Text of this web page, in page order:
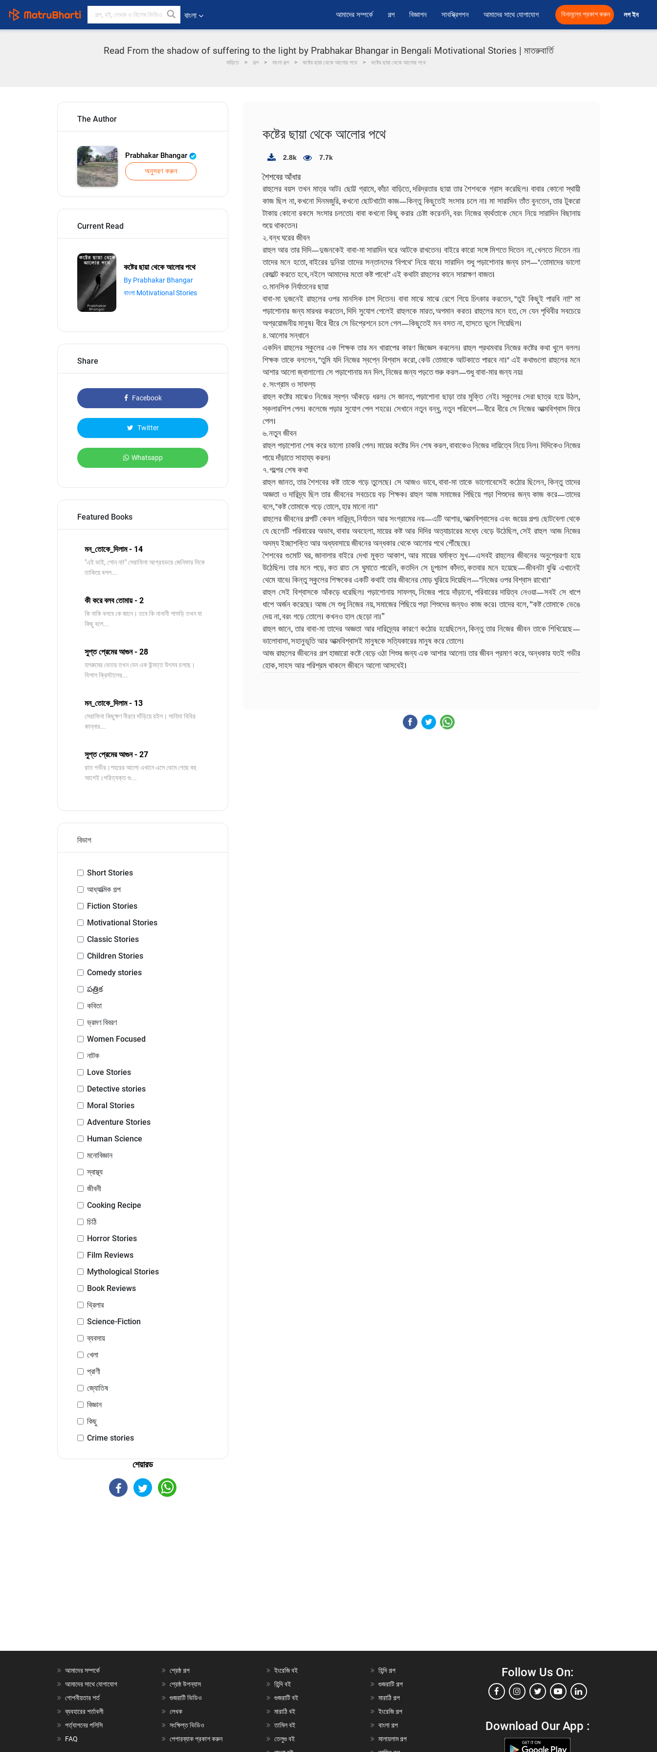
বাংলা আমাদের সম্পর্কে গল্প বিজ্ঞাপন সাবস্ক্রিপশন আমাদের সাথে যোগাযোগ বিনামূল্যে প্রকাশ করুন লগ ইন
Read From the shadow of suffering to the light by Prabhakar Bhangar in Bengali Motivational Stories | মাতরুবার্তি
বাড়িতে গল্প বাংলা গল্প কষ্টের ছায়া থেকে আলোর পথে কষ্টের ছায়া থেকে আলোর পথে
The Author
Prabhakar Bhangar
অনুসরণ করুন
Current Read
কষ্টের ছায়া থেকে আলোর পথে
By Prabhakar Bhangar
বাংলা Motivational Stories
Share
Facebook
Twitter
Whatsapp
Featured Books
মন_তোকে_দিলাম - 14
"এই ভাই, শোন না!" সেরাফিনা আগ্রহভরে জেনিফার দিকে
তাকিয়ে বলল...
কী করে বলব তোমায় - 2
কি নাকি বলবে কে জানে। তবে কি নানানী শাশুড়ি তখন যা
কিছু বলে...
সুপ্ত প্রেমের আগুন - 28
হলরুমের ভেতর তখন যেন এক উন্মত্ত উৎসব চলছে।
বিশাল ক্রিস্টালের...
মন_তোকে_দিলাম - 13
সেরাফিনা কিছুক্ষণ নীরবে দাঁড়িয়ে রইল। সাহিদা বিবির
কান্নার...
সুপ্ত প্রেমের আগুন - 27
রাত গভীর।শহরের আলো এখানে এসে থেমে গেছে বহু
আগেই।পরিত্যক্ত গু...
বিভাগ
Short Stories
আধ্যাত্মিক গল্প
Fiction Stories
Motivational Stories
Classic Stories
Children Stories
Comedy stories
పత్రిక
কবিতা
ভ্রমণ বিবরণ
Women Focused
নাটক
Love Stories
Detective stories
Moral Stories
Adventure Stories
Human Science
মনোবিজ্ঞান
স্বাস্থ্য
জীবনী
Cooking Recipe
চিঠি
Horror Stories
Film Reviews
Mythological Stories
Book Reviews
থ্রিলার
Science-Fiction
ব্যবসায়
খেলা
প্রাণী
জ্যোতিষ
বিজ্ঞান
কিছু
Crime stories
শেয়ারড
কষ্টের ছায়া থেকে আলোর পথে
2.8k 7.7k
শৈশবের আঁধার
রাহুলের বয়স তখন মাত্র আট। ছোট্ট গ্রামে, কাঁচা বাড়িতে, দরিদ্রতার ছায়া তার শৈশবকে গ্রাস করেছিল। বাবার কোনো স্থায়ী
কাজ ছিল না, কখনো দিনমজুরি, কখনো ছোটখাটো কাজ—কিন্তু কিছুতেই সংসার চলে না। মা সারাদিন তাঁত বুনতেন, তার টুকরো
টাকায় কোনো রকমে সংসার চলতো। বাবা কখনো কিছু করার চেষ্টা করেননি, বরং নিজের ব্যর্থতাকে মেনে নিয়ে সারাদিন বিছানায়
শুয়ে থাকতেন।
২. বন্ধ ঘরের জীবন
রাহুল আর তার দিদি—দুজনকেই বাবা-মা সারাদিন ঘরে আটকে রাখতেন। বাইরে কারো সঙ্গে মিশতে দিতেন না, খেলতে দিতেন না।
তাদের মনে হতো, বাইরের দুনিয়া তাদের সন্তানদের 'বিপথে' নিয়ে যাবে। সারাদিন শুধু পড়াশোনার জন্য চাপ—"তোমাদের ভালো
রেজাল্ট করতে হবে, নইলে আমাদের মতো কষ্ট পাবে!" এই কথাটা রাহুলের কানে সারাক্ষণ বাজত।
৩. মানসিক নির্যাতনের ছায়া
বাবা-মা দুজনেই রাহুলের ওপর মানসিক চাপ দিতেন। বাবা মাঝে মাঝে রেগে গিয়ে চিৎকার করতেন, "তুই কিছুই পারবি না!" মা
পড়াশোনার জন্য মারধর করতেন, দিদি সুযোগ পেলেই রাহুলকে মারত, অপমান করত। রাহুলের মনে হত, সে যেন পৃথিবীর সবচেয়ে
অপ্রয়োজনীয় মানুষ। ধীরে ধীরে সে ডিপ্রেশনে চলে গেল—কিছুতেই মন বসত না, হাসতে ভুলে গিয়েছিল।
৪. আলোর সন্ধানে
একদিন রাহুলের স্কুলের এক শিক্ষক তার মন খারাপের কারণ জিজ্ঞেস করলেন। রাহুল প্রথমবার নিজের কষ্টের কথা খুলে বলল।
শিক্ষক তাকে বললেন, "তুমি যদি নিজের স্বপ্নে বিশ্বাস করো, কেউ তোমাকে আটকাতে পারবে না।" এই কথাগুলো রাহুলের মনে
আশার আলো জ্বালালো। সে পড়াশোনায় মন দিল, নিজের জন্য পড়তে শুরু করল—শুধু বাবা-মার জন্য নয়।
৫. সংগ্রাম ও সাফল্য
রাহুল কষ্টের মাঝেও নিজের স্বপ্ন আঁকড়ে ধরল। সে জানত, পড়াশোনা ছাড়া তার মুক্তি নেই। স্কুলের সেরা ছাত্র হয়ে উঠল,
স্কলারশিপ পেল। কলেজে পড়ার সুযোগ পেল শহরে। সেখানে নতুন বন্ধু, নতুন পরিবেশ—ধীরে ধীরে সে নিজের আত্মবিশ্বাস ফিরে
পেল।
৬. নতুন জীবন
রাহুল পড়াশোনা শেষ করে ভালো চাকরি পেল। মায়ের কষ্টের দিন শেষ করল, বাবাকেও নিজের দায়িত্বে নিয়ে নিল। দিদিকেও নিজের
পায়ে দাঁড়াতে সাহায্য করল।
৭. গল্পের শেষ কথা
রাহুল জানত, তার শৈশবের কষ্ট তাকে গড়ে তুলেছে। সে আজও ভাবে, বাবা-মা তাকে ভালোবেসেই কঠোর ছিলেন, কিন্তু তাদের
অজ্ঞতা ও দারিদ্র্য ছিল তার জীবনের সবচেয়ে বড় শিক্ষক। রাহুল আজ সমাজের পিছিয়ে পড়া শিশুদের জন্য কাজ করে—তাদের
বলে, "কষ্ট তোমাকে গড়ে তোলে, হার মানো না।"
রাহুলের জীবনের গল্পটি কেবল দারিদ্র্য, নির্যাতন আর সংগ্রামের নয়—এটি আশার, আত্মবিশ্বাসের এবং জয়ের গল্প। ছোটবেলা থেকে
যে ছেলেটি পরিবারের অভাব, বাবার অবহেলা, মায়ের কষ্ট আর দিদির অত্যাচারের মধ্যে বেড়ে উঠেছিল, সেই রাহুল আজ নিজের
অদম্য ইচ্ছাশক্তি আর অধ্যবসায়ে জীবনের অন্ধকার থেকে আলোর পথে পৌঁছেছে।
শৈশবের গুমোট ঘর, জানালার বাইরে দেখা মুক্ত আকাশ, আর মায়ের ঘর্মাক্ত মুখ—এসবই রাহুলের জীবনের অনুপ্রেরণা হয়ে
উঠেছিল। তার মনে পড়ে, কত রাত সে ঘুমাতে পারেনি, কতদিন সে চুপচাপ কাঁদত, কতবার মনে হয়েছে—জীবনটা বুঝি এখানেই
থেমে যাবে। কিন্তু স্কুলের শিক্ষকের একটি কথাই তার জীবনের মোড় ঘুরিয়ে দিয়েছিল—"নিজের ওপর বিশ্বাস রাখো।"
রাহুল সেই বিশ্বাসকে আঁকড়ে ধরেছিল। পড়াশোনায় সাফল্য, নিজের পায়ে দাঁড়ানো, পরিবারের দায়িত্ব নেওয়া—সবই সে ধাপে
ধাপে অর্জন করেছে। আজ সে শুধু নিজের নয়, সমাজের পিছিয়ে পড়া শিশুদের জন্যও কাজ করে। তাদের বলে, “কষ্ট তোমাকে ভেঙে
দেয় না, বরং গড়ে তোলে। কখনও হাল ছেড়ো না।”
রাহুল জানে, তার বাবা-মা তাদের অজ্ঞতা আর দারিদ্র্যের কারণে কঠোর হয়েছিলেন, কিন্তু তার নিজের জীবন তাকে শিখিয়েছে—
ভালোবাসা, সহানুভূতি আর আত্মবিশ্বাসই মানুষকে সত্যিকারের মানুষ করে তোলে।
আজ রাহুলের জীবনের গল্প হাজারো কষ্টে বেড়ে ওঠা শিশুর জন্য এক আশার আলো। তার জীবন প্রমাণ করে, অন্ধকার যতই গভীর
হোক, সাহস আর পরিশ্রম থাকলে জীবনে আলো আসবেই।
আমাদের সম্পর্কে
আমাদের সাথে যোগাযোগ
গোপনীয়তার শর্ত
ব্যবহারের শর্তাবলী
পর্ত্যাপনের পলিসি
FAQ
শ্রেষ্ঠ গল্প
শ্রেষ্ঠ উপন্যাস
গুজরাটি ভিডিও
লেখক
সংক্ষিপ্ত ভিডিও
পেপারব্যাক প্রকাশ করুন
ইংরেজি বই
হিন্দি বই
গুজরাটি বই
মারাঠি বই
তামিল বই
তেলুগু বই
হিন্দি গল্প
গুজরাটি গল্প
মারাঠি গল্প
ইংরেজি গল্প
বাংলা গল্প
মালায়লাম গল্প
Follow Us On:
Download Our App :